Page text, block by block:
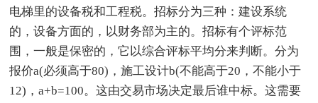
电梯里的设备税和工程税。招标分为三种：建设系统
的，设备方面的，以财务部为主的。招标有个评标范
围，一般是保密的，它以综合评标平均分来判断。分为
报价a(必须高于80)，施工设计b(不能高于20，不能小于
12)，a+b=100。这由交易市场决定最后谁中标。这需要